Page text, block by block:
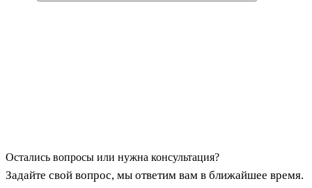
Остались вопросы или нужна консультация?
Задайте свой вопрос, мы ответим вам в ближайшее время.